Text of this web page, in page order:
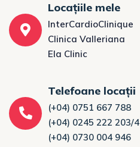
Locațiile mele
InterCardioClinique
Clinica Valleriana
Ela Clinic
Telefoane locații
(+04) 0751 667 788
(+04) 0245 222 203/4
(+04) 0730 004 946